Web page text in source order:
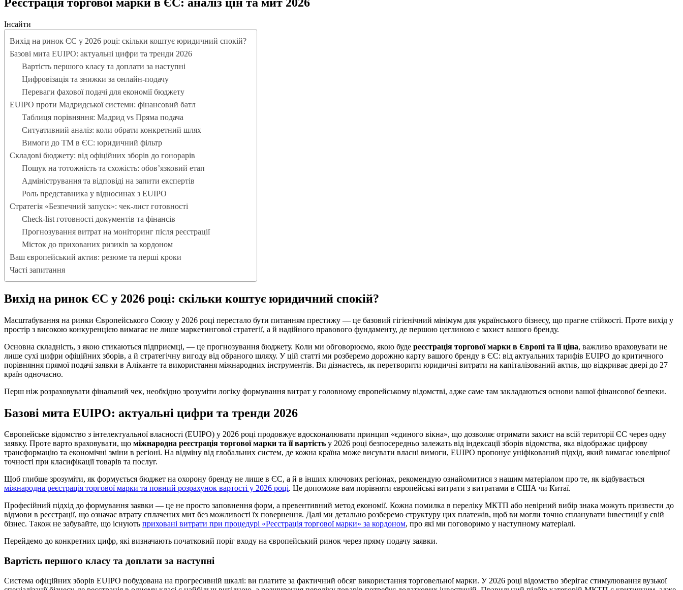
Інсайти
Вихід на ринок ЄС у 2026 році: скільки коштує юридичний спокій?
Базові мита EUIPO: актуальні цифри та тренди 2026
Вартість першого класу та доплати за наступні
Цифровізація та знижки за онлайн-подачу
Переваги фахової подачі для економії бюджету
EUIPO проти Мадридської системи: фінансовий батл
Таблиця порівняння: Мадрид vs Пряма подача
Ситуативний аналіз: коли обрати конкретний шлях
Вимоги до ТМ в ЄС: юридичний фільтр
Складові бюджету: від офіційних зборів до гонорарів
Пошук на тотожність та схожість: обов’язковий етап
Адміністрування та відповіді на запити експертів
Роль представника у відносинах з EUIPO
Стратегія «Безпечний запуск»: чек-лист готовності
Check-list готовності документів та фінансів
Прогнозування витрат на моніторинг після реєстрації
Місток до прихованих ризиків за кордоном
Ваш європейський актив: резюме та перші кроки
Часті запитання
Вихід на ринок ЄС у 2026 році: скільки коштує юридичний спокій?
Масштабування на ринки Європейського Союзу у 2026 році перестало бути питанням престижу — це базовий гігієнічний мінімум для українського бізнесу, що прагне стійкості. Проте вихід у
простір з високою конкуренцією вимагає не лише маркетингової стратегії, а й надійного правового фундаменту, де першою цеглиною є захист вашого бренду.
Основна складність, з якою стикаються підприємці, — це прогнозування бюджету. Коли ми обговорюємо, якою буде реєстрація торгової марки в Європі та її ціна, важливо враховувати не
лише сухі цифри офіційних зборів, а й стратегічну вигоду від обраного шляху. У цій статті ми розберемо дорожню карту вашого бренду в ЄС: від актуальних тарифів EUIPO до критичного
порівняння прямої подачі заявки в Аліканте та використання міжнародних інструментів. Ви дізнаєтесь, як перетворити юридичні витрати на капіталізований актив, що відкриває двері до 27
країн одночасно.
Перш ніж розраховувати фінальний чек, необхідно зрозуміти логіку формування витрат у головному європейському відомстві, адже саме там закладаються основи вашої фінансової безпеки.
Базові мита EUIPO: актуальні цифри та тренди 2026
Європейське відомство з інтелектуальної власності (EUIPO) у 2026 році продовжує вдосконалювати принцип «єдиного вікна», що дозволяє отримати захист на всій території ЄС через одну
заявку. Проте варто враховувати, що міжнародна реєстрація торгової марки та її вартість у 2026 році безпосередньо залежать від індексації зборів відомства, яка відображає цифрову
трансформацію та економічні зміни в регіоні. На відміну від глобальних систем, де кожна країна може висувати власні вимоги, EUIPO пропонує уніфікований підхід, який вимагає ювелірної
точності при класифікації товарів та послуг.
Щоб глибше зрозуміти, як формується бюджет на охорону бренду не лише в ЄС, а й в інших ключових регіонах, рекомендую ознайомитися з нашим матеріалом про те, як відбувається
міжнародна реєстрація торгової марки та повний розрахунок вартості у 2026 році. Це допоможе вам порівняти європейські витрати з витратами в США чи Китаї.
Професійний підхід до формування заявки — це не просто заповнення форм, а превентивний метод економії. Кожна помилка в переліку МКТП або невірний вибір знака можуть призвести до
відмови в реєстрації, що означає втрату сплачених мит без можливості їх повернення. Далі ми детально розберемо структуру цих платежів, щоб ви могли точно спланувати інвестиції у свій
бізнес. Також не забувайте, що існують приховані витрати при процедурі «Реєстрація торгової марки» за кордоном, про які ми поговоримо у наступному матеріалі.
Перейдемо до конкретних цифр, які визначають початковий поріг входу на європейський ринок через пряму подачу заявки.
Вартість першого класу та доплати за наступні
Система офіційних зборів EUIPO побудована на прогресивній шкалі: ви платите за фактичний обсяг використання торговельної марки. У 2026 році відомство зберігає стимулювання вузької